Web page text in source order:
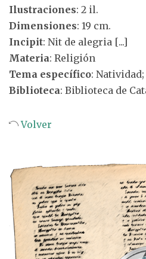
Ilustraciones: 2 il.
Dimensiones: 19 cm.
Incipit: Nit de alegria [...]
Materia: Religión
Tema específico:
Biblioteca: Biblioteca de
Volver